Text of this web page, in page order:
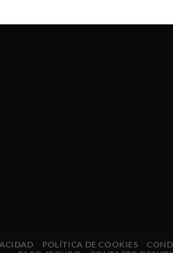
POLÍTICA DE COOKIES